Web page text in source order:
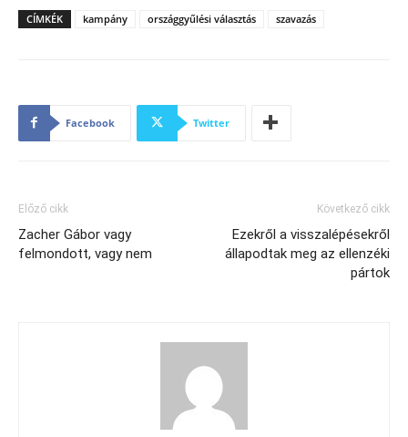
CÍMKÉK kampány országgyűlési választás szavazás
Facebook Twitter
Előző cikk
Zacher Gábor vagy
felmondott, vagy nem
Következő cikk
Ezekről a visszalépésekről
állapodtak meg az ellenzéki
pártok